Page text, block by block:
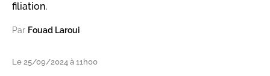
filiation.
Par Fouad Laroui
Le 25/09/2024 à 11h00